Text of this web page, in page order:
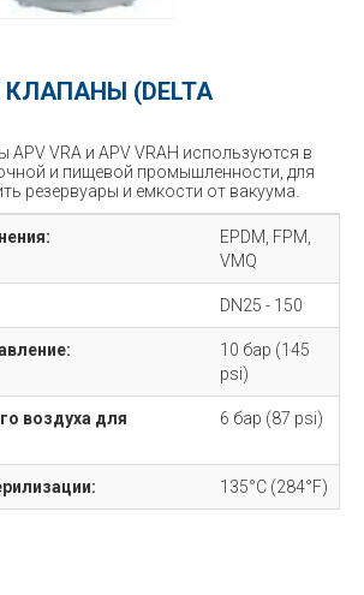
(DELTA
APV VRA и APV VRAH используются в
и пищевой промышленности, для
резервуары и емкости от вакуума.
EPDM, FPM,
VMQ
DN25 - 150
10 бар (145
psi)
воздуха для
6 бар (87 psi)
135°C (284°F)